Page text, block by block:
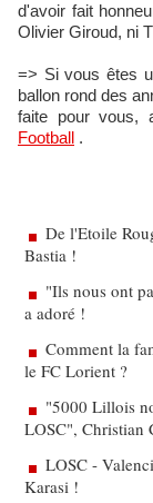
d'avoir fait
Olivier Giroud, ni
=> Si vous êtes
ballon rond des
faite pour vous,
Football .
De l'Etoile
Bastia !
"Ils nous ont
a adoré !
Comment la
le FC Lorient ?
"5000 Lillois
LOSC", Christian
LOSC -
Karasi !